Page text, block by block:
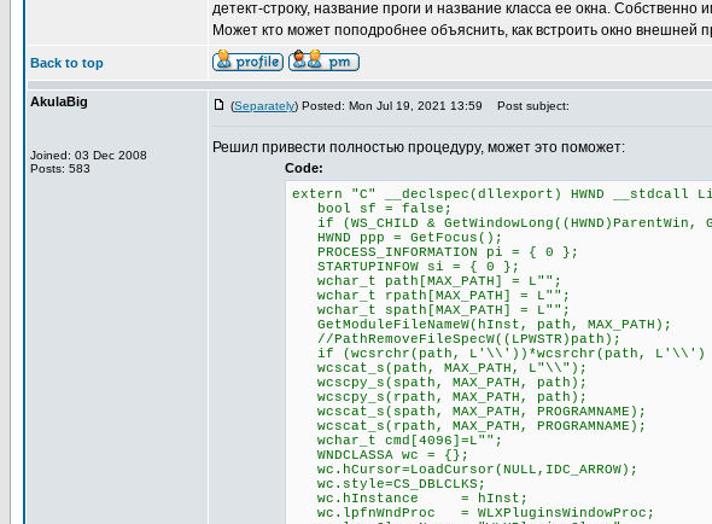
детект-строку, название проги и название класса ее окна.
Может кто может поподробнее объяснить, как встроить окно внешней
Back to top
AkulaBig
Joined: 03 Dec 2008
Posts: 583
(Separately) Posted: Mon Jul 19, 2021 13:59 Post subject:
Решил привести полностью процедуру, может это поможет:
Code:
extern "C" __declspec(dllexport) HWND __stdcall
bool sf = false;
if (WS_CHILD & GetWindowLong((HWND)ParentWin,
HWND ppp = GetFocus();
PROCESS_INFORMATION pi = { 0 };
STARTUPINFOW si = { 0 };
wchar_t path[MAX_PATH] = L"";
wchar_t rpath[MAX_PATH] = L"";
wchar_t spath[MAX_PATH] = L"";
GetModuleFileNameW(hInst, path, MAX_PATH);
//PathRemoveFileSpecW((LPWSTR)path);
if (wcsrchr(path, L'\\'))*wcsrchr(path, L'\\')
wcscat_s(path, MAX_PATH, L"\\");
wcscpy_s(spath, MAX_PATH, path);
wcscpy_s(rpath, MAX_PATH, path);
wcscat_s(spath, MAX_PATH, PROGRAMNAME);
wcscat_s(rpath, MAX_PATH, PROGRAMNAME);
wchar_t cmd[4096]=L"";
WNDCLASSA wc = {};
wc.hCursor=LoadCursor(NULL,IDC_ARROW);
wc.style=CS_DBLCLKS;
wc.hInstance = hInst;
wc.lpfnWndProc = WLXPluginsWindowProc;